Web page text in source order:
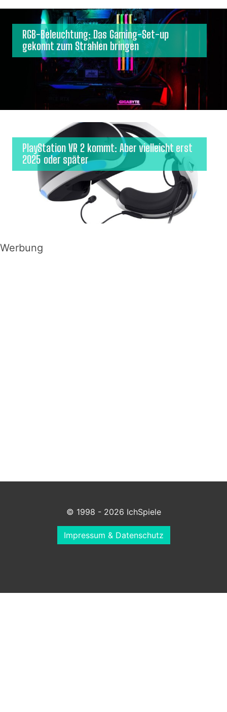
RGB-Beleuchtung: Das Gaming-Set-up
gekonnt zum Strahlen bringen
PlayStation VR 2 kommt: Aber vielleicht erst
2025 oder später
Werbung
© 1998 - 2026 IchSpiele
Impressum & Datenschutz